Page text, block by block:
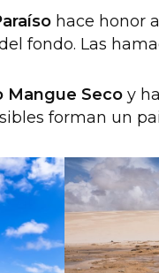
hace honor
fondo. Las
Mangue Secoy
forman un